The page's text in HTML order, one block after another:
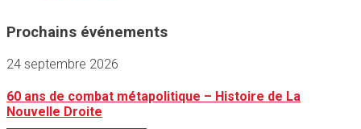
Prochains événements
24 septembre 2026
60 ans de combat métapolitique – Histoire de La
Nouvelle Droite